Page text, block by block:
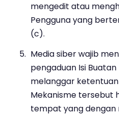
mengedit atau
Pengguna yang
(c).
Media siber wajib
pengaduan Isi
melanggar
Mekanisme tersebut
tempat yang dengan